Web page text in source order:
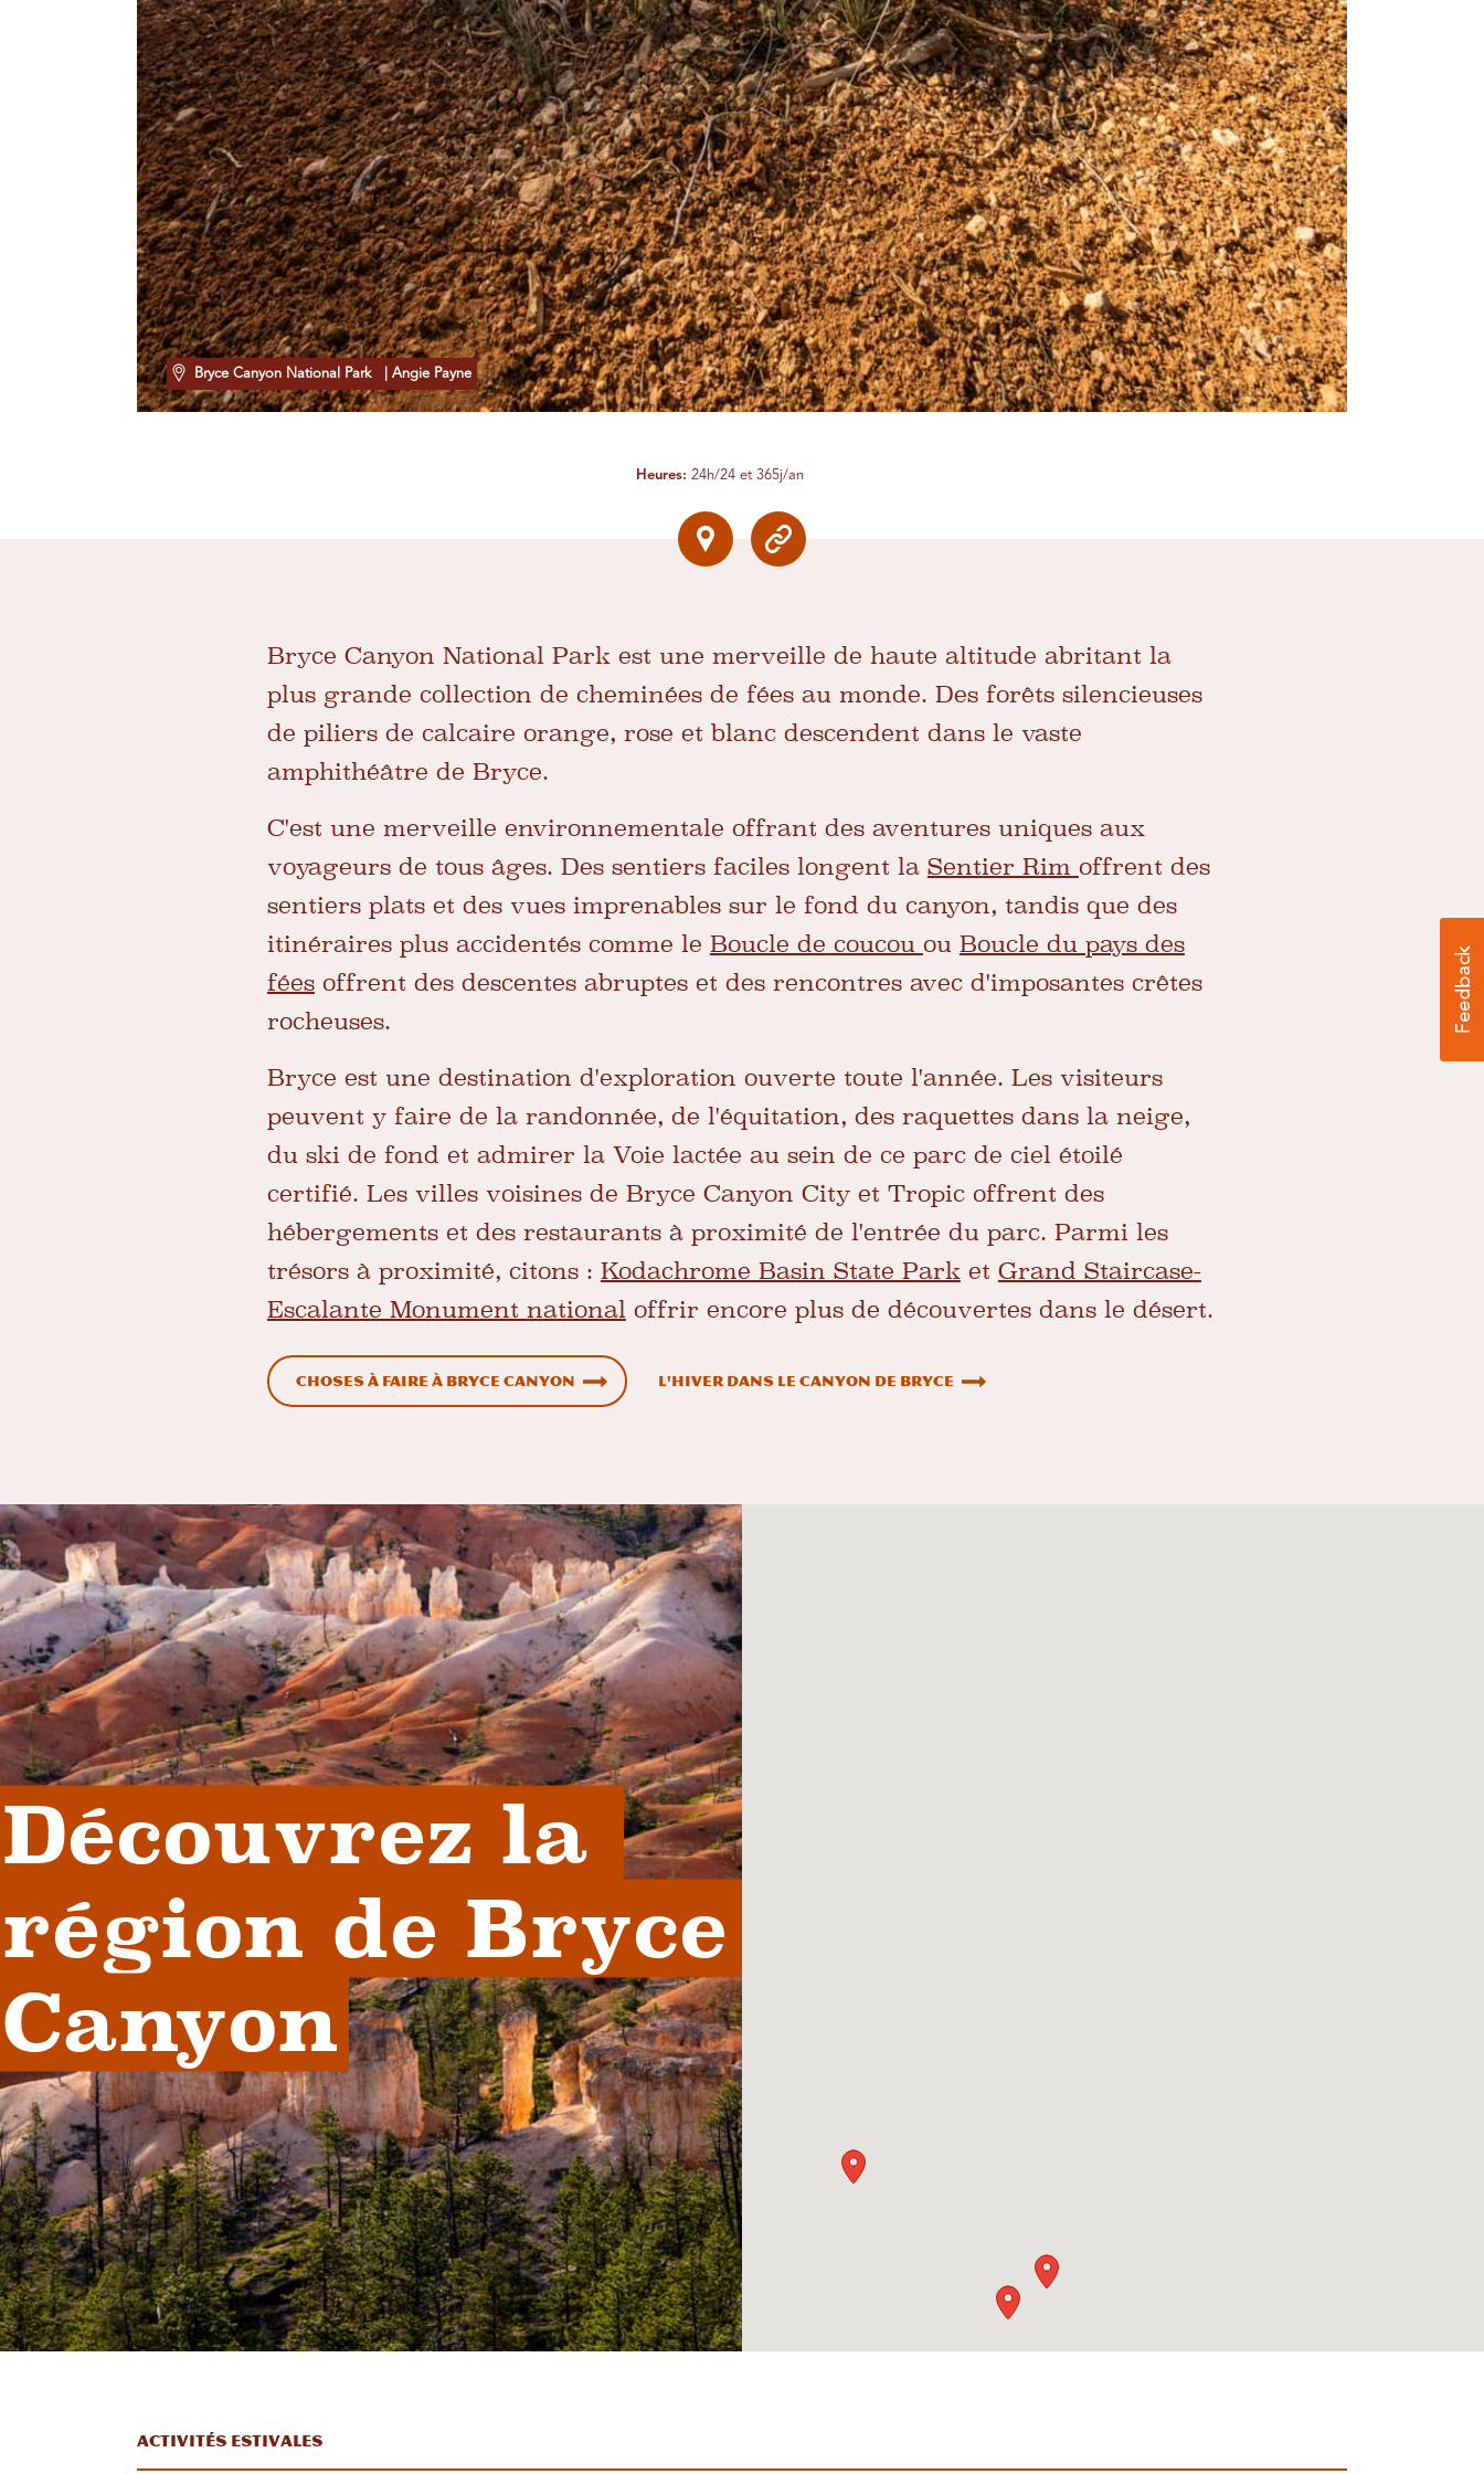
Bryce Canyon National Park | Angie Payne
Heures: 24h/24 et 365j/an
Bryce Canyon National Park est une merveille de haute altitude abritant la
plus grande collection de cheminées de fées au monde. Des forêts silencieuses
de piliers de calcaire orange, rose et blanc descendent dans le vaste
amphithéâtre de Bryce.
C'est une merveille environnementale offrant des aventures uniques aux
voyageurs de tous âges. Des sentiers faciles longent la Sentier Rim offrent des
sentiers plats et des vues imprenables sur le fond du canyon, tandis que des
itinéraires plus accidentés comme le Boucle de coucou ou Boucle du pays des
féesoffrent des descentes abruptes et des rencontres avec d'imposantes crêtes
rocheuses.
Bryce est une destination d'exploration ouverte toute l'année. Les visiteurs
peuvent y faire de la randonnée, de l'équitation, des raquettes dans la neige,
du ski de fond et admirer la Voie lactée au sein de ce parc de ciel étoilé
certifié. Les villes voisines de Bryce Canyon City et Tropic offrent des
hébergements et des restaurants à proximité de l'entrée du parc. Parmi les
trésors à proximité, citons : Kodachrome Basin State Parket Grand Staircase-
Escalante Monument nationaloffrir encore plus de découvertes dans le désert.
Choses à faire à Bryce Canyon L'hiver dans le canyon de Bryce
Découvrez la
région de Bryce
Canyon
Activités estivales